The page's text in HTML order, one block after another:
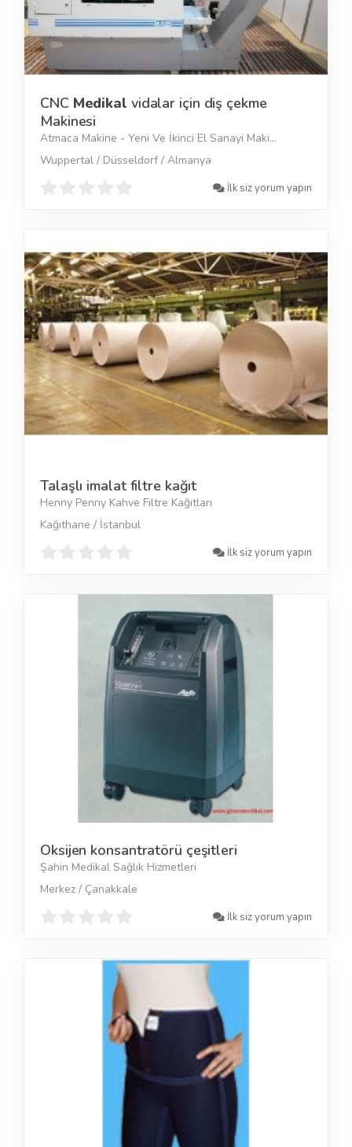
CNC Medikal vidalar için diş çekme
Makinesi
Atmaca Makine - Yeni Ve İkinci El Sanayi Maki...
Wuppertal / Düsseldorf / Almanya
İlk siz yorum yapın
Talaşlı imalat filtre kağıt
Henny Penny Kahve Filtre Kağıtları
Kağıthane / İstanbul
İlk siz yorum yapın
Oksijen konsantratörü çeşitleri
Şahin Medikal Sağlık Hizmetleri
Merkez / Çanakkale
İlk siz yorum yapın